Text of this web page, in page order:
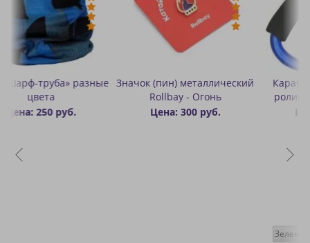
Значок (пин) металлический
Rollbay - Огонь
Цена: 300 руб.
Карабин для переноски
роликов алюминиевый
Цена: 400 руб.
Синий